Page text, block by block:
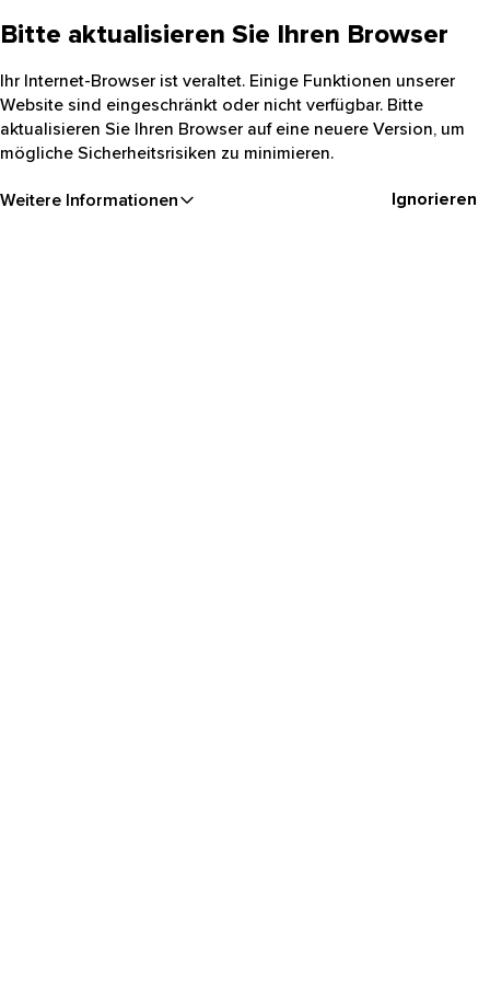
Bitte aktualisieren Sie Ihren Browser
Ihr Internet-Browser ist veraltet. Einige Funktionen unserer
Website sind eingeschränkt oder nicht verfügbar. Bitte
aktualisieren Sie Ihren Browser auf eine neuere Version, um
mögliche Sicherheitsrisiken zu minimieren.
Weitere Informationen Ignorieren